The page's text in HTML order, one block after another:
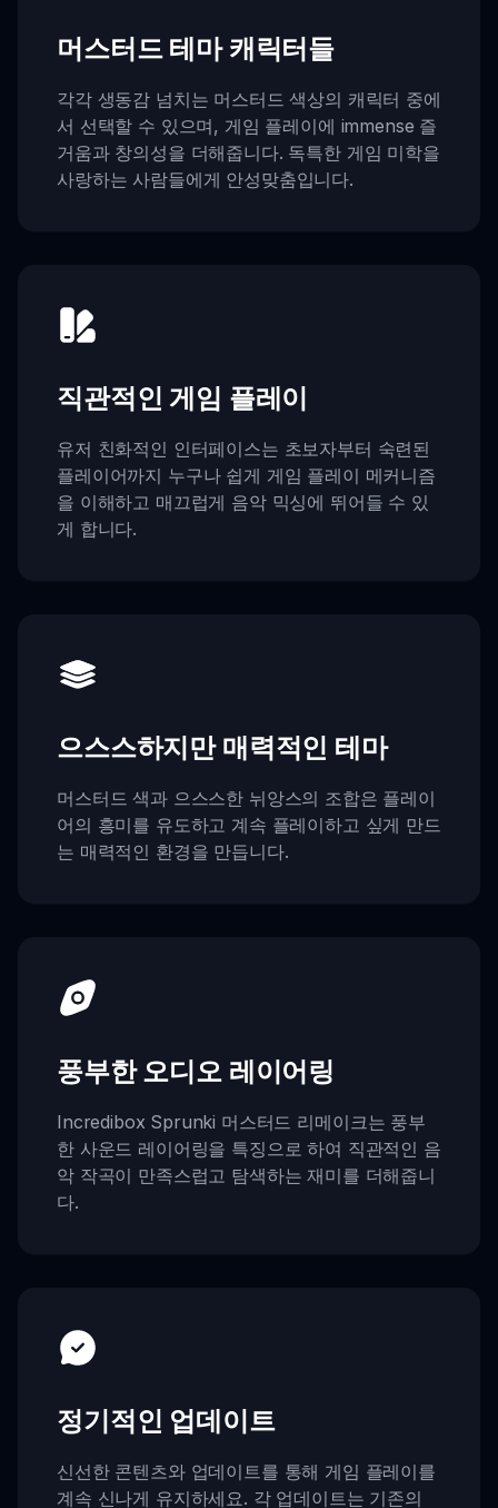
머스터드 테마 캐릭터들
각각 생동감 넘치는 머스터드 색상의 캐릭터 중에
서 선택할 수 있으며, 게임 플레이에 immense 즐
거움과 창의성을 더해줍니다. 독특한 게임 미학을
사랑하는 사람들에게 안성맞춤입니다.
직관적인 게임 플레이
유저 친화적인 인터페이스는 초보자부터 숙련된
플레이어까지 누구나 쉽게 게임 플레이 메커니즘
을 이해하고 매끄럽게 음악 믹싱에 뛰어들 수 있
게 합니다.
으스스하지만 매력적인 테마
머스터드 색과 으스스한 뉘앙스의 조합은 플레이
어의 흥미를 유도하고 계속 플레이하고 싶게 만드
는 매력적인 환경을 만듭니다.
풍부한 오디오 레이어링
Incredibox Sprunki 머스터드 리메이크는 풍부
한 사운드 레이어링을 특징으로 하여 직관적인 음
악 작곡이 만족스럽고 탐색하는 재미를 더해줍니
다.
정기적인 업데이트
신선한 콘텐츠와 업데이트를 통해 게임 플레이를
계속 신나게 유지하세요. 각 업데이트는 기존의